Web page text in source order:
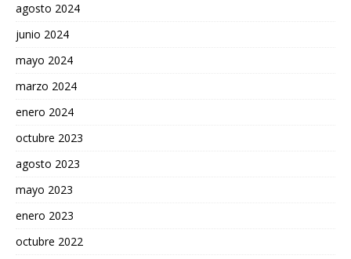
agosto 2024
junio 2024
mayo 2024
marzo 2024
enero 2024
octubre 2023
agosto 2023
mayo 2023
enero 2023
octubre 2022